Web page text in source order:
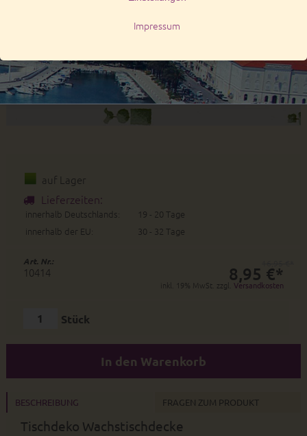
auf Lager
Lieferzeiten:
innerhalb Deutschlands:
19 - 20 Tage
innerhalb der EU:
30 - 32 Tage
Art. Nr.:
10414 8,95 €*
inkl. 19% MwSt. zzgl.Versandkosten
Stück
In den Warenkorb
BESCHREIBUNG FRAGEN ZUM PRODUKT
Tischdeko Wachstischdecke